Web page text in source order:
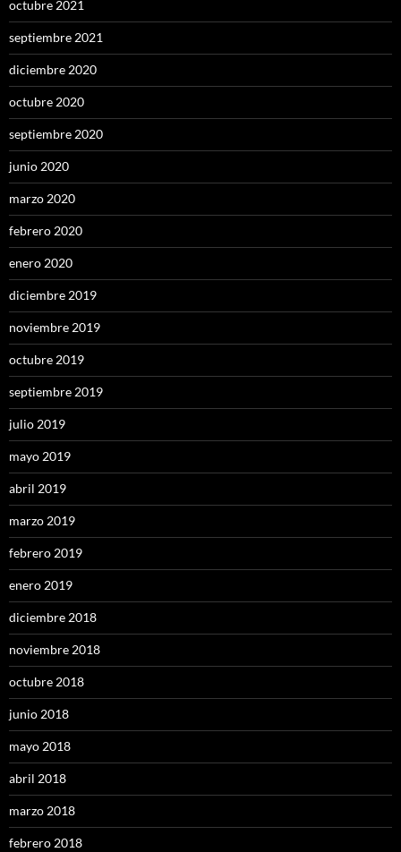
octubre 2021
septiembre 2021
diciembre 2020
octubre 2020
septiembre 2020
junio 2020
marzo 2020
febrero 2020
enero 2020
diciembre 2019
noviembre 2019
octubre 2019
septiembre 2019
julio 2019
mayo 2019
abril 2019
marzo 2019
febrero 2019
enero 2019
diciembre 2018
noviembre 2018
octubre 2018
junio 2018
mayo 2018
abril 2018
marzo 2018
febrero 2018